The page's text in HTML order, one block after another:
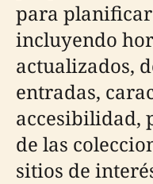
para
incluyendo
actualizados,
entradas,
accesibilidad,
de las
sitios de